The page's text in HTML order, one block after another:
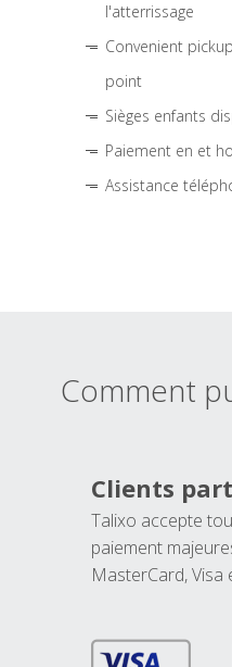
l'atterrissage
Convenient
point
Sièges enfants
Paiement en et
Assistance
Comment
Clients
Talixo accepte
paiement
MasterCard, Visa